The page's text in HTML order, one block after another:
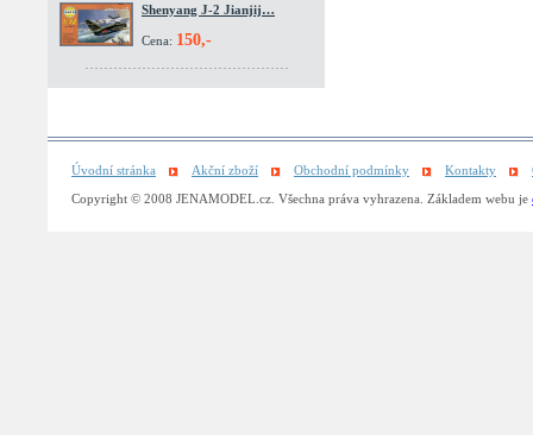
Shenyang J-2 Jianjij…
Cena: 150,-
Úvodní stránka Akční zboží Obchodní podmínky Kontakty
Copyright © 2008 JENAMODEL.cz. Všechna práva vyhrazena. Základem webu je